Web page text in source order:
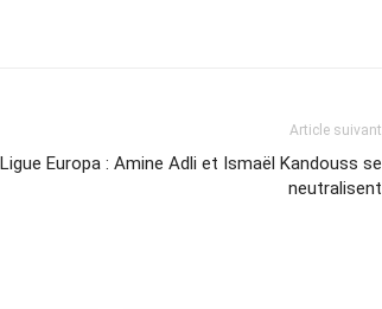
Article suivant
Ligue Europa : Amine Adli et Ismaël Kandouss se
neutralisent